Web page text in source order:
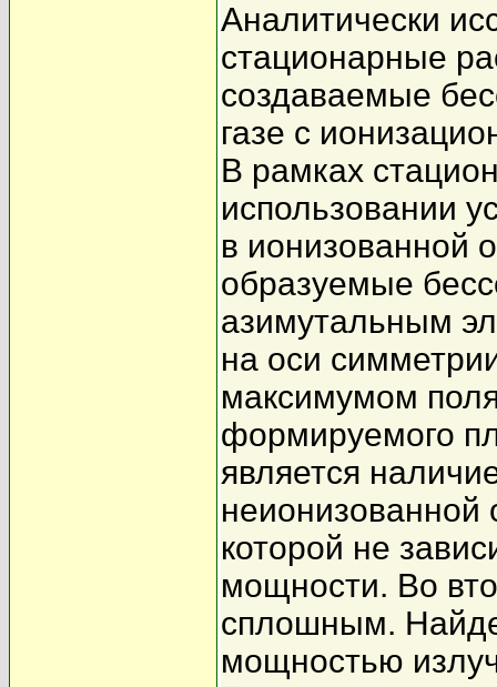
Аналитически
стационарные
создаваемые
газе с
В рамках
использовании
в ионизованной
образуемые
азимутальным
на оси
максимумом
формируемого
является
неионизованной
которой не
мощности. Во
сплошным.
мощностью